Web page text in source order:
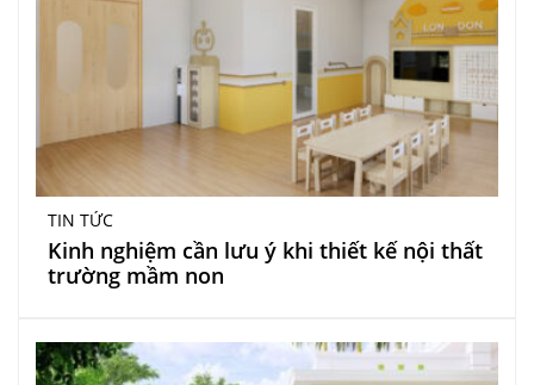
TIN TỨC
Kinh nghiệm cần lưu ý khi thiết kế nội thất
trường mầm non